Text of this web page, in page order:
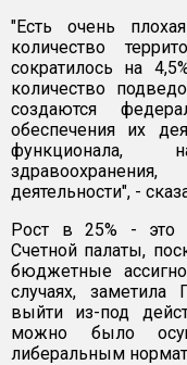
"Есть очень
количество
сократилось на
количество
создаются
обеспечения их
функционала,
деятельности", -
Рост в 25% - это
Счетной палаты,
бюджетные
случаях, заметила
выйти из-под
можно было
либеральным